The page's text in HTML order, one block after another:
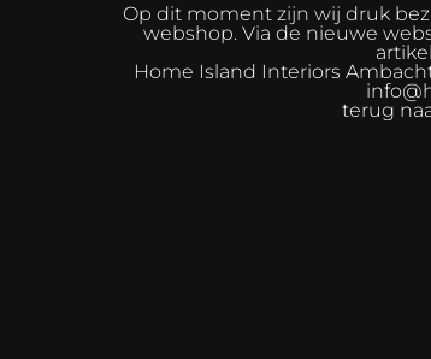
Op dit moment zijn wij druk
webshop. Via de nieuwe
Home Island Interiors
terug